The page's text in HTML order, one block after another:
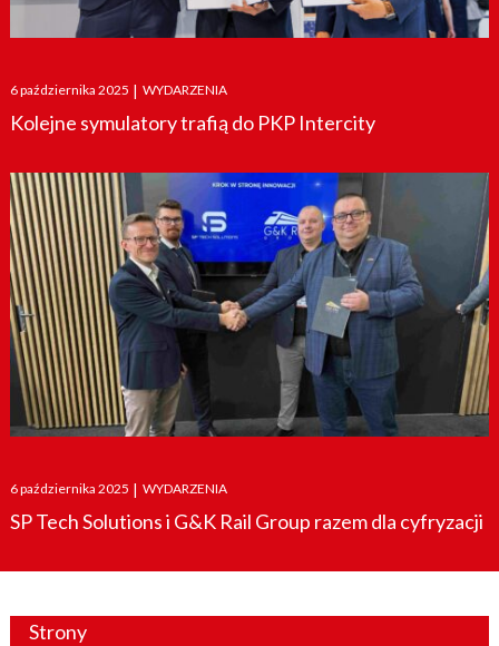
Posted
on
6 października 2025 | WYDARZENIA
Kolejne symulatory trafią do PKP Intercity
Posted
on
6 października 2025 | WYDARZENIA
SP Tech Solutions i G&K Rail Group razem dla cyfryzacji
Strony